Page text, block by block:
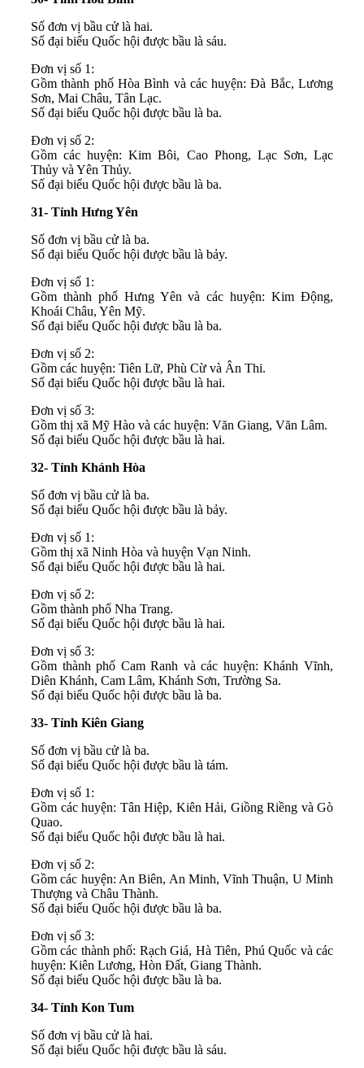
Số đơn vị bầu cử là hai.
Số đại biểu Quốc hội được bầu là sáu.
Đơn vị số 1:
Gồm thành phố Hòa Bình và các huyện: Đà Bắc, Lương
Sơn, Mai Châu, Tân Lạc.
Số đại biểu Quốc hội được bầu là ba.
Đơn vị số 2:
Gồm các huyện: Kim Bôi, Cao Phong, Lạc Sơn, Lạc
Thủy và Yên Thủy.
Số đại biểu Quốc hội được bầu là ba.
31- Tỉnh Hưng Yên
Số đơn vị bầu cử là ba.
Số đại biểu Quốc hội được bầu là bảy.
Đơn vị số 1:
Gồm thành phố Hưng Yên và các huyện: Kim Động,
Khoái Châu, Yên Mỹ.
Số đại biểu Quốc hội được bầu là ba.
Đơn vị số 2:
Gồm các huyện: Tiên Lữ, Phù Cừ và Ân Thi.
Số đại biểu Quốc hội được bầu là hai.
Đơn vị số 3:
Gồm thị xã Mỹ Hào và các huyện: Văn Giang, Văn Lâm.
Số đại biểu Quốc hội được bầu là hai.
32- Tỉnh Khánh Hòa
Số đơn vị bầu cử là ba.
Số đại biểu Quốc hội được bầu là bảy.
Đơn vị số 1:
Gồm thị xã Ninh Hòa và huyện Vạn Ninh.
Số đại biểu Quốc hội được bầu là hai.
Đơn vị số 2:
Gồm thành phố Nha Trang.
Số đại biểu Quốc hội được bầu là hai.
Đơn vị số 3:
Gồm thành phố Cam Ranh và các huyện: Khánh Vĩnh,
Diên Khánh, Cam Lâm, Khánh Sơn, Trường Sa.
Số đại biểu Quốc hội được bầu là ba.
33- Tỉnh Kiên Giang
Số đơn vị bầu cử là ba.
Số đại biểu Quốc hội được bầu là tám.
Đơn vị số 1:
Gồm các huyện: Tân Hiệp, Kiên Hải, Giồng Riềng và Gò
Quao.
Số đại biểu Quốc hội được bầu là hai.
Đơn vị số 2:
Gồm các huyện: An Biên, An Minh, Vĩnh Thuận, U Minh
Thượng và Châu Thành.
Số đại biểu Quốc hội được bầu là ba.
Đơn vị số 3:
Gồm các thành phố: Rạch Giá, Hà Tiên, Phú Quốc và các
huyện: Kiên Lương, Hòn Đất, Giang Thành.
Số đại biểu Quốc hội được bầu là ba.
34- Tỉnh Kon Tum
Số đơn vị bầu cử là hai.
Số đại biểu Quốc hội được bầu là sáu.